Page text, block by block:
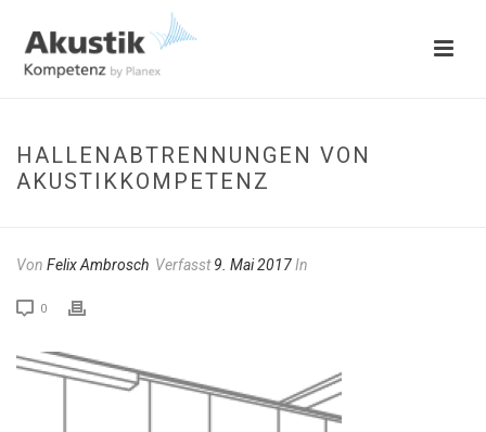
HALLENABTRENNUNGEN VON
AKUSTIKKOMPETENZ
Von Felix Ambrosch Verfasst9. Mai 2017In
0